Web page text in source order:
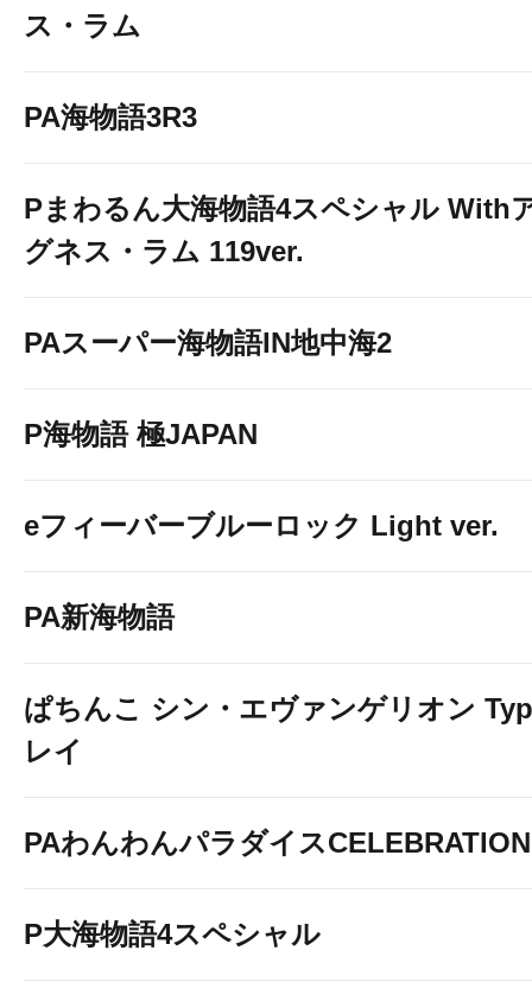
ス・ラム
PA海物語3R3
Pまわるん大海物語4スペシャル With
グネス・ラム 119ver.
PAスーパー海物語IN地中海2
P海物語 極JAPAN
eフィーバーブルーロック Light ver.
PA新海物語
ぱちんこ シン・エヴァンゲリオン
レイ
PAわんわんパラダイスCELEBRATION
P大海物語4スペシャル